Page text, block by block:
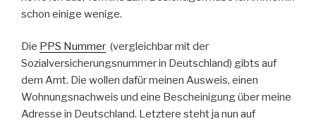
schon einige wenige.
Die PPS Nummer (vergleichbar mit der
Sozialversicherungsnummer in Deutschland) gibts auf
dem Amt. Die wollen dafür meinen Ausweis, einen
Wohnungsnachweis und eine Bescheinigung über meine
Adresse in Deutschland. Letztere steht ja nun auf